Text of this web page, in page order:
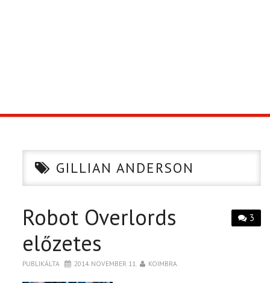
CIKK
PÓLÓ RENDELÉS
GILLIAN ANDERSON
3
Robot Overlords
előzetes
PUBLIKÁLTA 2014. NOVEMBER 11. KOIMBRA